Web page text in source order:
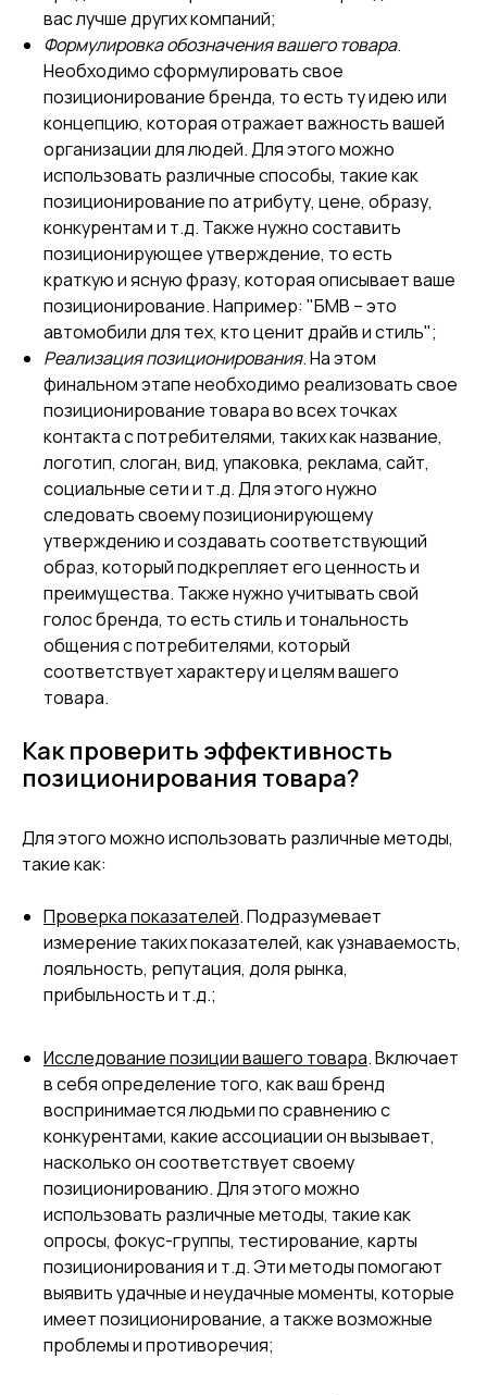
вас лучше других компаний;
Формулировка обозначения вашего товара.
Необходимо сформулировать свое
позиционирование бренда, то есть ту идею или
концепцию, которая отражает важность вашей
организации для людей. Для этого можно
использовать различные способы, такие как
позиционирование по атрибуту, цене, образу,
конкурентам и т.д. Также нужно составить
позиционирующее утверждение, то есть
краткую и ясную фразу, которая описывает ваше
позиционирование. Например: "БМВ – это
автомобили для тех, кто ценит драйв и стиль";
Реализация позиционирования. На этом
финальном этапе необходимо реализовать свое
позиционирование товара во всех точках
контакта с потребителями, таких как название,
логотип, слоган, вид, упаковка, реклама, сайт,
социальные сети и т.д. Для этого нужно
следовать своему позиционирующему
утверждению и создавать соответствующий
образ, который подкрепляет его ценность и
преимущества. Также нужно учитывать свой
голос бренда, то есть стиль и тональность
общения с потребителями, который
соответствует характеру и целям вашего
товара.
Как проверить эффективность
позиционирования товара?
Для этого можно использовать различные методы,
такие как:
Проверка показателей. Подразумевает
измерение таких показателей, как узнаваемость,
лояльность, репутация, доля рынка,
прибыльность и т.д.;
Исследование позиции вашего товара. Включает
в себя определение того, как ваш бренд
воспринимается людьми по сравнению с
конкурентами, какие ассоциации он вызывает,
насколько он соответствует своему
позиционированию. Для этого можно
использовать различные методы, такие как
опросы, фокус-группы, тестирование, карты
позиционирования и т.д. Эти методы помогают
выявить удачные и неудачные моменты, которые
имеет позиционирование, а также возможные
проблемы и противоречия;